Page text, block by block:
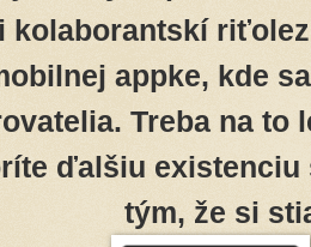
kolaborantskí
appke, kde
Treba na to
ďalšiu existenciu
tým, že si